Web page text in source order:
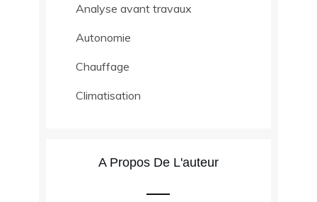
Analyse avant travaux
Autonomie
Chauffage
Climatisation
A Propos De L'auteur